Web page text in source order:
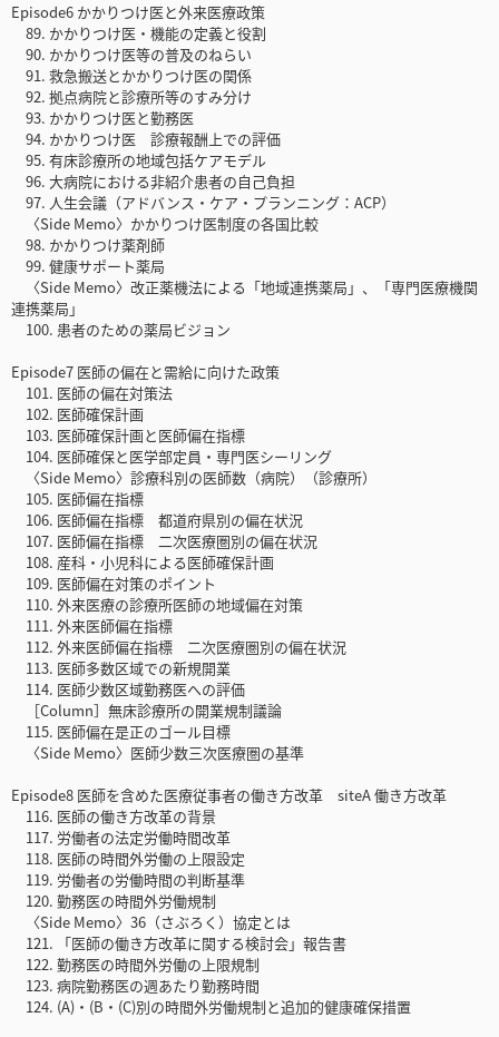
Episode6 かかりつけ医と外来医療政策
89. かかりつけ医・機能の定義と役割
90. かかりつけ医等の普及のねらい
91. 救急搬送とかかりつけ医の関係
92. 拠点病院と診療所等のすみ分け
93. かかりつけ医と勤務医
94. かかりつけ医 診療報酬上での評価
95. 有床診療所の地域包括ケアモデル
96. 大病院における非紹介患者の自己負担
97. 人生会議（アドバンス・ケア・プランニング：ACP）
〈Side Memo〉かかりつけ医制度の各国比較
98. かかりつけ薬剤師
99. 健康サポート薬局
〈Side Memo〉改正薬機法による「地域連携薬局」、「専門医療機関
連携薬局」
100. 患者のための薬局ビジョン
Episode7 医師の偏在と需給に向けた政策
101. 医師の偏在対策法
102. 医師確保計画
103. 医師確保計画と医師偏在指標
104. 医師確保と医学部定員・専門医シーリング
〈Side Memo〉診療科別の医師数（病院）（診療所）
105. 医師偏在指標
106. 医師偏在指標 都道府県別の偏在状況
107. 医師偏在指標 二次医療圏別の偏在状況
108. 産科・小児科による医師確保計画
109. 医師偏在対策のポイント
110. 外来医療の診療所医師の地域偏在対策
111. 外来医師偏在指標
112. 外来医師偏在指標 二次医療圏別の偏在状況
113. 医師多数区域での新規開業
114. 医師少数区域勤務医への評価
［Column］無床診療所の開業規制議論
115. 医師偏在是正のゴール目標
〈Side Memo〉医師少数三次医療圏の基準
Episode8 医師を含めた医療従事者の働き方改革 siteA 働き方改革
116. 医師の働き方改革の背景
117. 労働者の法定労働時間改革
118. 医師の時間外労働の上限設定
119. 労働者の労働時間の判断基準
120. 勤務医の時間外労働規制
〈Side Memo〉36（さぶろく）協定とは
121. 「医師の働き方改革に関する検討会」報告書
122. 勤務医の時間外労働の上限規制
123. 病院勤務医の週あたり勤務時間
124. (A)・(B・(C)別の時間外労働規制と追加的健康確保措置